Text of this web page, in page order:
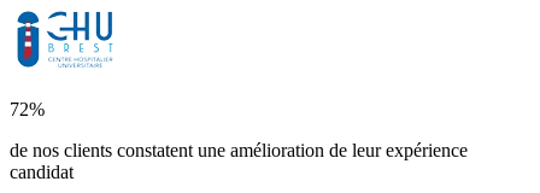
72%
de nos clients constatent une amélioration de leur expérience
candidat